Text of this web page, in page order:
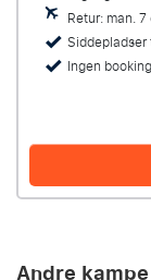
Retur: man.
Ingen